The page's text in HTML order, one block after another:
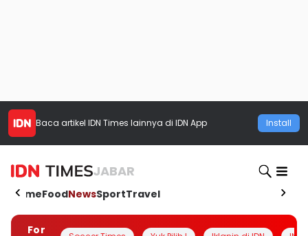
Baca artikel IDN Times lainnya di IDN App Install
JABAR
HomeFoodNewsSportTravel
For